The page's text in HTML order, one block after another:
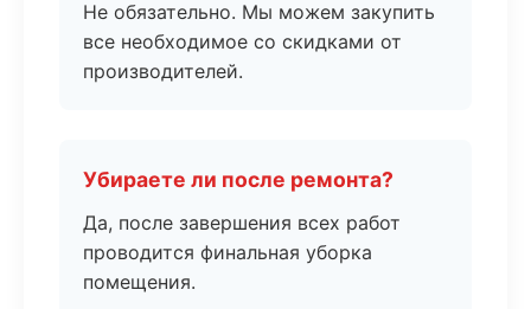
Не обязательно. Мы можем закупить
все необходимое со скидками от
производителей.
Убираете ли после ремонта?
Да, после завершения всех работ
проводится финальная уборка
помещения.